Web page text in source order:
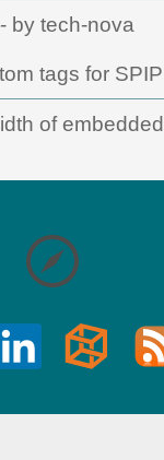
by tech-nova
tags for SPIP
of embedded